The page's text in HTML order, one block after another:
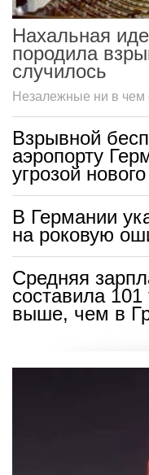
Нахальная
породила
случилось
Незалежные ни в чем
Взрывной
аэропорту
угрозой
В Германии
на роковую
Средняя
составила
выше, чем в